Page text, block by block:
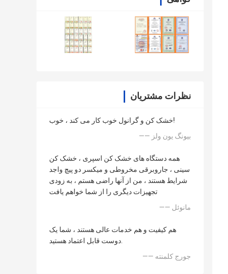
نظرات مشتریان
خشک کن و گرانول خوب کار می کند ، خوب!
—— بیونگ یون ولز
همه دستگاه های خشک کن اسپری ، خشک کن
سینی ، جاروبرقی مخروطی و میکسر دو پیچ واجد
شرایط هستند ، من از آنها راضی هستم ، به زودی
تجهیزات دیگری را از شما خواهم یافت
—— مانوئل
هم کیفیت و هم خدمات عالی هستند ، شما یک
دوست قابل اعتماد هستید.
—— جورج کلمنته